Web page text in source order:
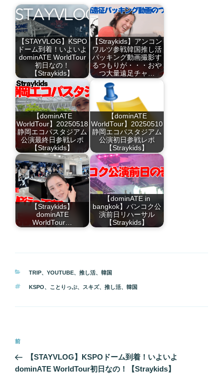
【STAYVLOG】KSPO
ドーム到着！いよいよ
dominATE WorldTour
初日なの！
【Straykids】
【Straykids】アンコン
ワルツ参戦韓国推し活
パッキング動画撮影す
るつもりが・・・おや
つ大量遠足チャ…
【dominATE
WorldTour】20250518
静岡エコパスタジアム
公演最終日参戦レポ
【Straykids】
【dominATE
WorldTour】20250510
静岡エコパスタジアム
公演初日参戦レポ
【Straykids】
【Straykids】
dominATE
WorldTour…
【dominATE in
bangkok】バンコク公
演前日リハーサル
【Straykids】
カ
ゴ
ー
TRIP、 YOUTUBE、 推し活、 韓国
タ
KSPO、 ことりっぷ、 スキズ、 推し活、 韓国
投
ナ
前
の
投
前
【STAYVLOG】KSPOドーム到着！いよいよ
dominATE WorldTour初日なの！【Straykids】